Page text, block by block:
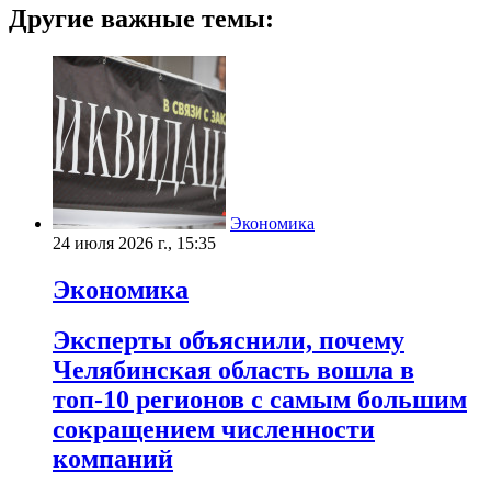
Другие важные темы:
Экономика
24 июля 2026 г., 15:35
Экономика
Эксперты объяснили, почему
Челябинская область вошла в
топ-10 регионов с самым большим
сокращением численности
компаний